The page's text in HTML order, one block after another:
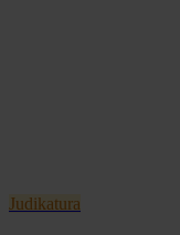
Judikatura